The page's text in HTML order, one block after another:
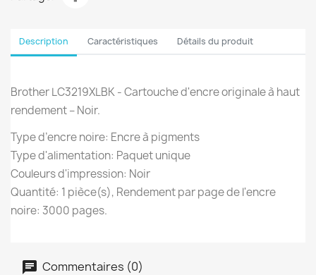
Description Caractéristiques Détails du produit
Brother LC3219XLBK - Cartouche d'encre originale à haut
rendement – Noir.
Type d’encre noire: Encre à pigments
Type d'alimentation: Paquet unique
Couleurs d'impression: Noir
Quantité: 1 pièce(s), Rendement par page de l'encre
noire: 3000 pages.
Commentaires (0)